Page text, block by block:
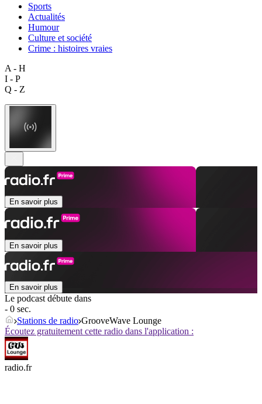
Sports
Actualités
Humour
Culture et société
Crime : histoires vraies
A - H
I - P
Q - Z
En savoir plus
En savoir plus
En savoir plus
Le podcast débute dans
- 0 sec.
Stations de radio GrooveWave Lounge
Écoutez gratuitement cette radio dans l'application :
radio.fr